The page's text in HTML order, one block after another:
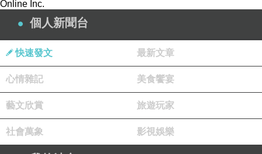
Online Inc.
個人新聞台
快速發文 最新文章
心情雜記 美食饗宴
藝文欣賞 旅遊玩家
社會萬象 影視娛樂